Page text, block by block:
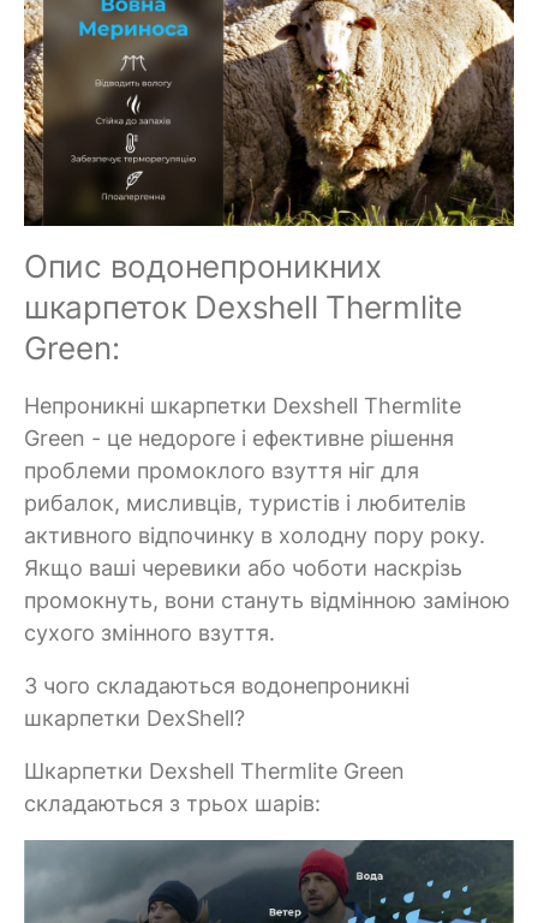
Опис водонепроникних
шкарпеток Dexshell Thermlite
Green:
Непроникні шкарпетки Dexshell Thermlite
Green - це недороге і ефективне рішення
проблеми промоклого взуття ніг для
рибалок, мисливців, туристів і любителів
активного відпочинку в холодну пору року.
Якщо ваші черевики або чоботи наскрізь
промокнуть, вони стануть відмінною заміною
сухого змінного взуття.
З чого складаються водонепроникні
шкарпетки DexShell?
Шкарпетки Dexshell Thermlite Green
складаються з трьох шарів: